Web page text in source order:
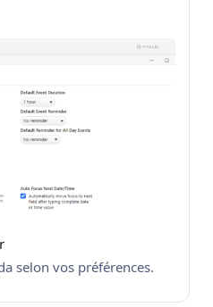
selon vos préférences.